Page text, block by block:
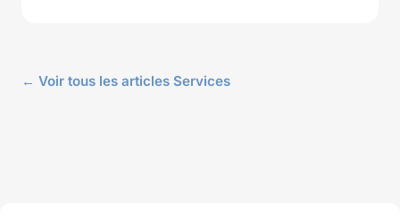
← Voir tous les articles Services